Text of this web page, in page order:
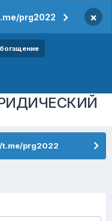
prg2022 ×
t.me/prg2022